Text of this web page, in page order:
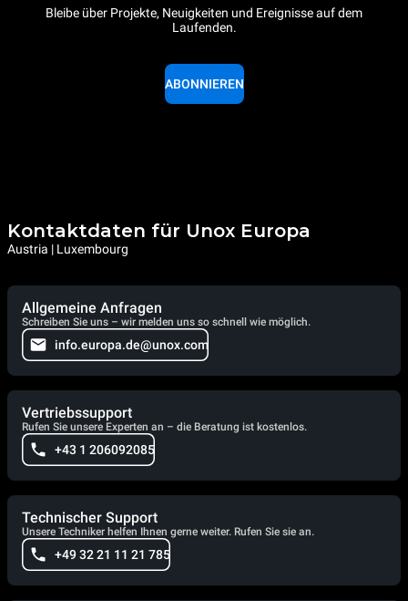
Bleibe über Projekte, Neuigkeiten und Ereignisse auf dem
Laufenden.
ABONNIEREN
Kontaktdaten für Unox Europa
Austria | Luxembourg
Allgemeine Anfragen
Schreiben Sie uns – wir melden uns so schnell wie möglich.
info.europa.de@unox.com
Vertriebssupport
Rufen Sie unsere Experten an – die Beratung ist kostenlos.
+43 1 206092085
Technischer Support
Unsere Techniker helfen Ihnen gerne weiter. Rufen Sie sie an.
+49 32 21 11 21 785